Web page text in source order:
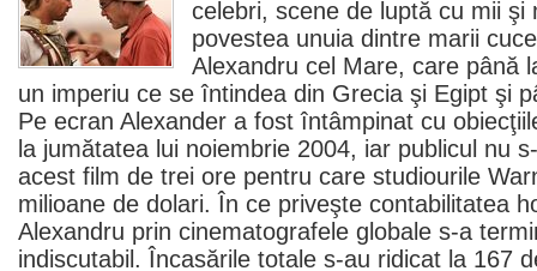
celebri, scene de luptă cu mii şi
povestea unuia dintre marii
Alexandru cel Mare, care până
un imperiu ce se întindea din Grecia şi Egipt şi
Pe ecran Alexander a fost întâmpinat cu
la jumătatea lui noiembrie 2004, iar publicul nu
acest film de trei ore pentru care studiourile
milioane de dolari. În ce priveşte contabilitatea
Alexandru prin cinematografele globale s-a
indiscutabil. Încasările totale s-au ridicat la 167